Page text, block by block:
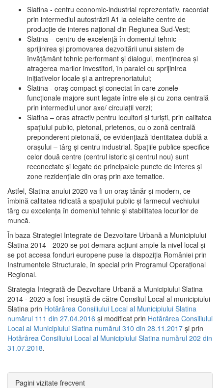
Slatina - centru economic-industrial reprezentativ, racordat
prin intermediul autostrăzii A1 la celelalte centre de
producţie de interes naţional din Regiunea Sud-Vest;
Slatina – centru de excelenţă în domeniul tehnic –
sprijinirea şi promovarea dezvoltării unui sistem de
învăţământ tehnic performant şi dialogul, menţinerea şi
atragerea marilor investitori, în paralel cu sprijinirea
iniţiativelor locale şi a antreprenoriatului;
Slatina - oraş compact şi conectat în care zonele
funcţionale majore sunt legate între ele şi cu zona centrală
prin intermediul unor axe/ circulații verzi;
Slatina – oraş atractiv pentru locuitori şi turişti, prin calitatea
spaţiului public, pietonal, prietenos, cu o zonă centrală
preponderent pietonală, ce evidenţiază identitatea dublă a
oraşului – târg şi centru industrial. Spaţiile publice specifice
celor două centre (centrul istoric şi centrul nou) sunt
reconectate şi legate de principalele puncte de interes şi
zone rezidenţiale din oraş prin axe tematice.
Astfel, Slatina anului 2020 va fi un oraş tânăr şi modern, ce
îmbină calitatea ridicată a spaţiului public şi farmecul vechiului
târg cu excelenţa în domeniul tehnic şi stabilitatea locurilor de
muncă.
În baza Strategiei Integrate de Dezvoltare Urbană a Municipiului
Slatina 2014 - 2020 se pot demara acţiuni ample la nivel local şi
se pot accesa fonduri europene puse la dispoziţia României prin
Instrumentele Structurale, în special prin Programul Operațional
Regional.
Strategia Integrată de Dezvoltare Urbană a Municipiului Slatina
2014 - 2020 a fost însuşită de către Consiliul Local al municipiului
Slatina prin Hotărârea Consiliului Local al Municipiului Slatina
numărul 111 din 27.04.2016 și modificat prin Hotărârea Consiliului
Local al Municipiului Slatina numărul 310 din 28.11.2017 și prin
Hotărârea Consiliului Local al Municipiului Slatina numărul 202 din
31.07.2018.
Pagini vizitate frecvent